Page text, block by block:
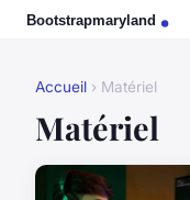
Accueil › Matériel
Matériel